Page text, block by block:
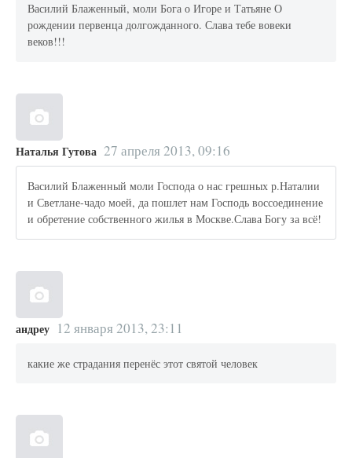
Василий Блаженный, моли Бога о Игоре и Татьяне О
рождении первенца долгожданного. Слава тебе вовеки
веков!!!
Наталья Гутова 27 апреля 2013, 09:16
Василий Блаженный моли Господа о нас грешных р.Наталии
и Светлане-чадо моей, да пошлет нам Господь воссоединение
и обретение собственного жилья в Москве.Слава Богу за всё!
андреу 12 января 2013, 23:11
какие же страдания перенёс этот святой человек